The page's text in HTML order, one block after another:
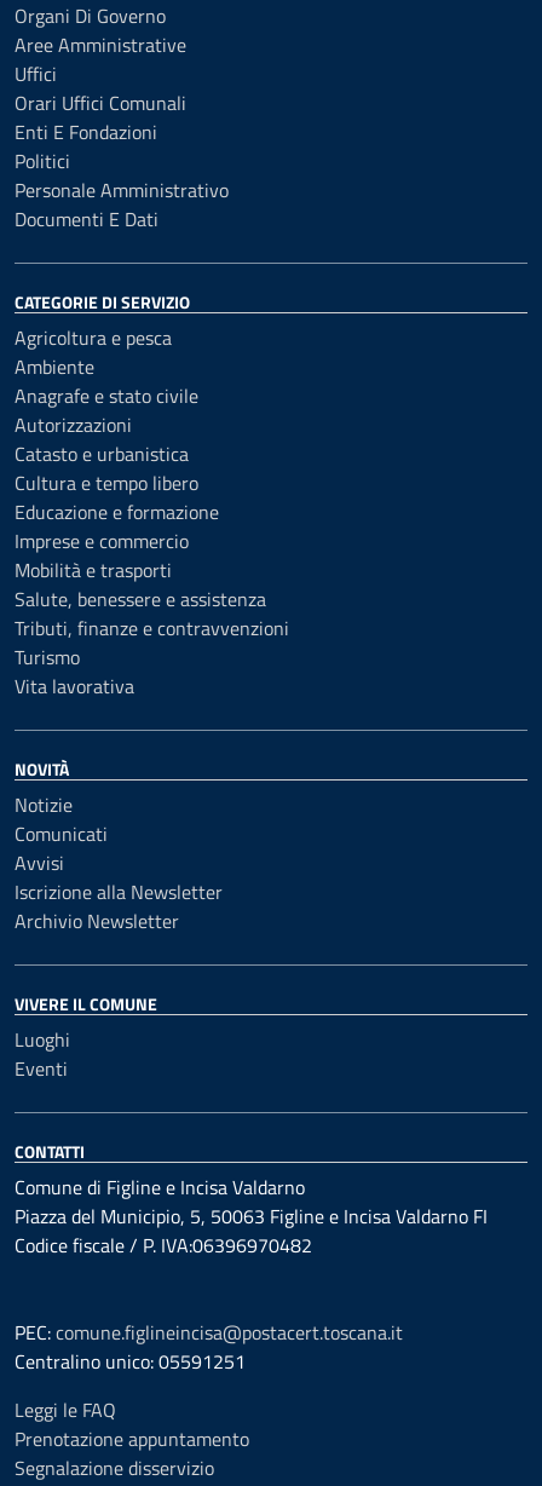
Organi Di Governo
Aree Amministrative
Uffici
Orari Uffici Comunali
Enti E Fondazioni
Politici
Personale Amministrativo
Documenti E Dati
CATEGORIE DI SERVIZIO
Agricoltura e pesca
Ambiente
Anagrafe e stato civile
Autorizzazioni
Catasto e urbanistica
Cultura e tempo libero
Educazione e formazione
Imprese e commercio
Mobilità e trasporti
Salute, benessere e assistenza
Tributi, finanze e contravvenzioni
Turismo
Vita lavorativa
NOVITÀ
Notizie
Comunicati
Avvisi
Iscrizione alla Newsletter
Archivio Newsletter
VIVERE IL COMUNE
Luoghi
Eventi
CONTATTI
Comune di Figline e Incisa Valdarno
Piazza del Municipio, 5, 50063 Figline e Incisa Valdarno FI
Codice fiscale / P. IVA:06396970482
PEC:comune.figlineincisa@postacert.toscana.it
Centralino unico: 05591251
Leggi le FAQ
Prenotazione appuntamento
Segnalazione disservizio